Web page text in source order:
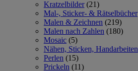
Kratzelbilder (21)
Mal-, Sticker- & Rätselbücher
Malen & Zeichnen (219)
Malen nach Zahlen (180)
Mosaic (5)
Nähen, Sticken, Handarbeiten
Perlen (15)
Prickeln (11)